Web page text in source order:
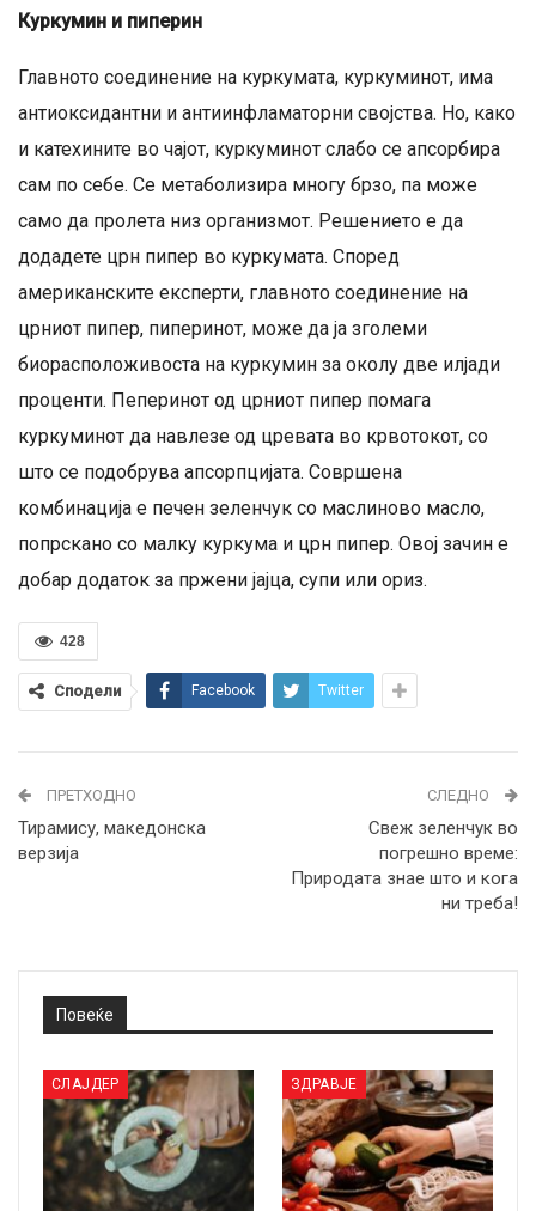
Куркумин и пиперин
Главното соединение на куркумата, куркуминот, има
антиоксидантни и антиинфламаторни својства. Но, како
и катехините во чајот, куркуминот слабо се апсорбира
сам по себе. Се метаболизира многу брзо, па може
само да пролета низ организмот. Решението е да
додадете црн пипер во куркумата. Според
американските експерти, главното соединение на
црниот пипер, пиперинот, може да ја зголеми
биорасположивоста на куркумин за околу две илјади
проценти. Пеперинот од црниот пипер помага
куркуминот да навлезе од цревата во крвотокот, со
што се подобрува апсорпцијата. Совршена
комбинација е печен зеленчук со маслиново масло,
попрскано со малку куркума и црн пипер. Овој зачин е
добар додаток за пржени јајца, супи или ориз.
428
Сподели Facebook Twitter
ПРЕТХОДНО
Тирамису, македонска
верзија
СЛЕДНО
Свеж зеленчук во
погрешно време:
Природата знае што и кога
ни треба!
Повеќе
СЛАЈДЕР ЗДРАВЈЕ